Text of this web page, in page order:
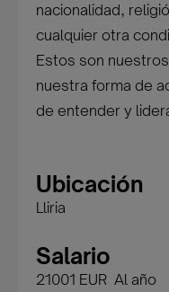
nacionalidad,
cualquier otra
Estos son
nuestra forma de
de entender y
Ubicación
Lliria
Salario
21001 EUR Al año